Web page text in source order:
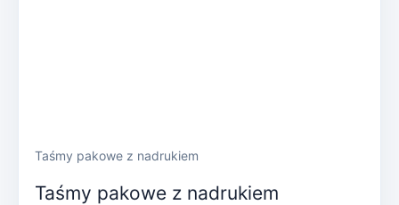
Taśmy pakowe z nadrukiem
Taśmy pakowe z nadrukiem